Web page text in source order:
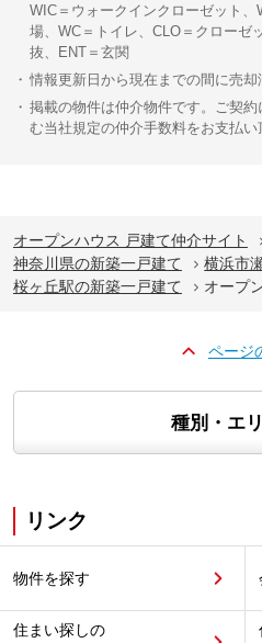
WIC＝ウォークインクローゼット
場、WC＝トイレ、CLO＝クローゼ
抜、ENT＝玄関
情報更新日から現在までの間に売却
掲載の物件は仲介物件です。ご契
む当社規定の仲介手数料をお支払い
オープンハウス 戸建て仲介サイト
神奈川県の新築一戸建て
横浜市
桜ヶ丘駅の新築一戸建て
オープ
ページ
種別・エ
リンク
物件を探す
住まい探しの